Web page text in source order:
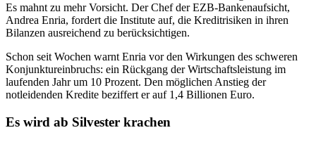
Es mahnt zu mehr Vorsicht. Der Chef der EZB-Bankenaufsicht,
Andrea Enria, fordert die Institute auf, die Kreditrisiken in ihren
Bilanzen ausreichend zu berücksichtigen.
Schon seit Wochen warnt Enria vor den Wirkungen des schweren
Konjunktureinbruchs: ein Rückgang der Wirtschaftsleistung im
laufenden Jahr um 10 Prozent. Den möglichen Anstieg der
notleidenden Kredite beziffert er auf 1,4 Billionen Euro.
Es wird ab Silvester krachen